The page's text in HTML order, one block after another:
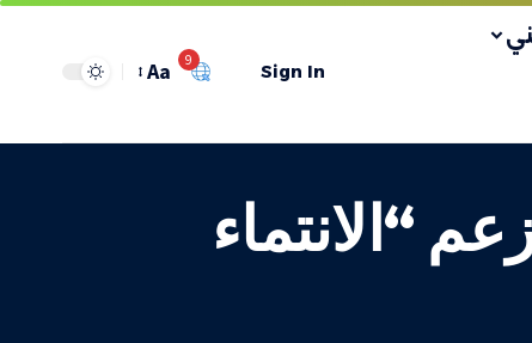
Sign In
9
Aa
“الانتماء